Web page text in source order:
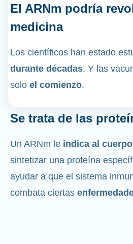
El ARNm podría
medicina
Los científicos han estado
durante décadas. Y las
solo el comienzo.
Se trata de las
Un ARNm le indica al
sintetizar una proteína
ayudar a que el sistema
combata ciertas